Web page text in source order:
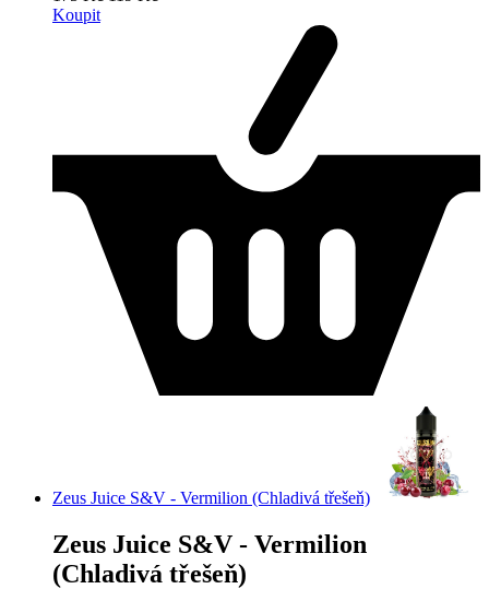
Koupit
Zeus Juice S&V - Vermilion (Chladivá třešeň)
Zeus Juice S&V - Vermilion
(Chladivá třešeň)